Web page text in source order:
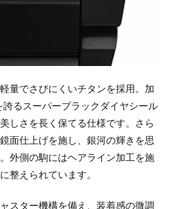
量でさびにくいチタンを採用。加
るスーパーブラックダイヤシール
しさを長く保てる仕様です。さら
面仕上げを施し、銀河の輝きを思
外側の駒にはヘアライン加工を施
整えられています。
スター機構を備え、装着感の微調